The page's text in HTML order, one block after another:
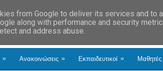
» Ανακοινώσεις » Εκπαιδευτικοί » Μαθητές
from Google to deliver its services and to
along with performance and security
and address abuse.